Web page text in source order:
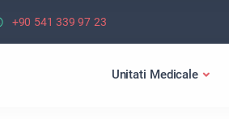
+90 541 339 97 23
Unitati Medicale